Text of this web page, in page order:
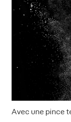
Avec une pince